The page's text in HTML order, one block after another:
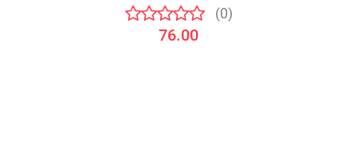
(0)
76.00